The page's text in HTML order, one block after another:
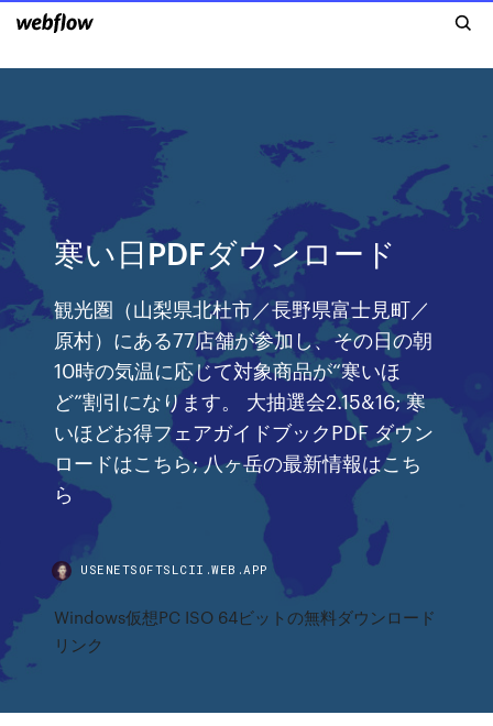
寒い日PDFダウンロード
観光圏（山梨県北杜市／長野県富士見町／
原村）にある77店舗が参加し、その日の朝
10時の気温に応じて対象商品が“寒いほ
ど”割引になります。 大抽選会2.15&16; 寒
いほどお得フェアガイドブックPDF ダウン
ロードはこちら; 八ヶ岳の最新情報はこち
ら
USENETSOFTSLCII.WEB.APP
Windows仮想PC ISO 64ビットの無料ダウンロード
リンク